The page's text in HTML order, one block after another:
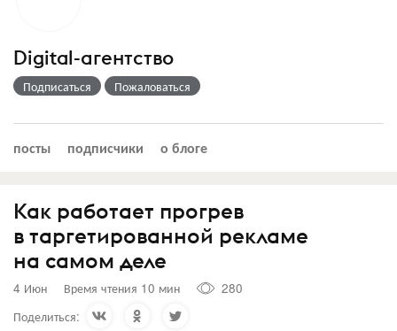
Digital-агентство
Подписаться Пожаловаться
посты подписчики о блоге
Как работает прогрев
в таргетированной рекламе
на самом деле
4 Июн Время чтения 10 мин
280
Поделиться: